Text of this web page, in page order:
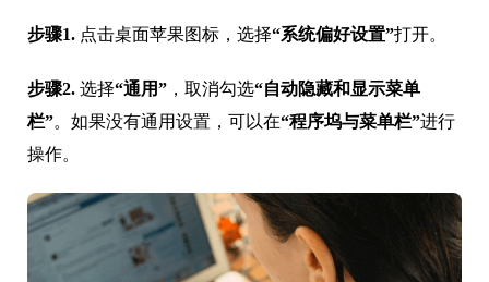
步骤1. 点击桌面苹果图标，选择“系统偏好设置”打开。
步骤2. 选择“通用” ，取消勾选“自动隐藏和显示菜单
栏”。如果没有通用设置，可以在“程序坞与菜单栏”进行
操作。